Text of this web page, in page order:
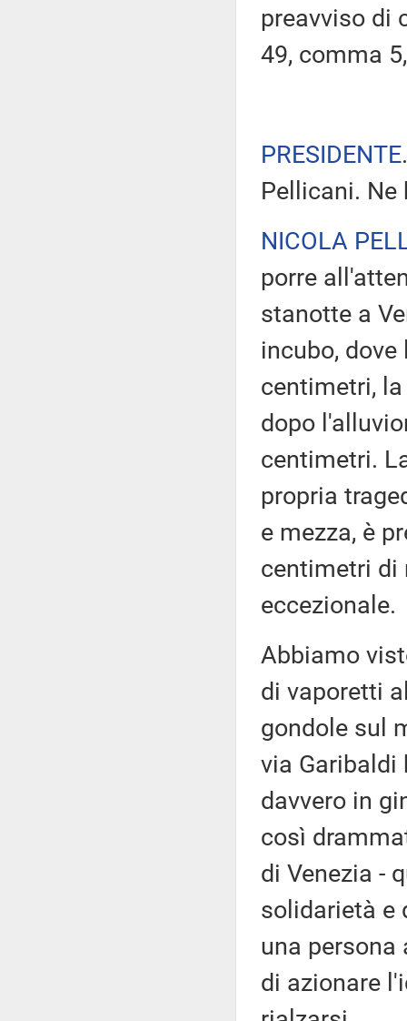
preavviso di
49, comma
PRESIDENTE
Pellicani.
NICOLA
porre
stanotte a
incubo,
centimetri,
dopo
centimetri.
propria
e mezza, è
centimetri di
eccezionale.
Abbiamo
di vaporetti
gondole sul
via Garibaldi
davvero in
così
di Venezia -
solidarietà e
una persona
di azionare